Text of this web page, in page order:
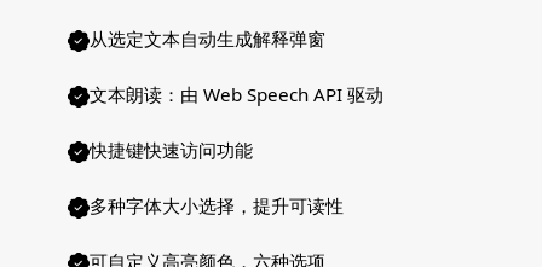
从选定文本自动生成解释弹窗
文本朗读：由 Web Speech API 驱动
快捷键快速访问功能
多种字体大小选择，提升可读性
可自定义高亮颜色，六种选项